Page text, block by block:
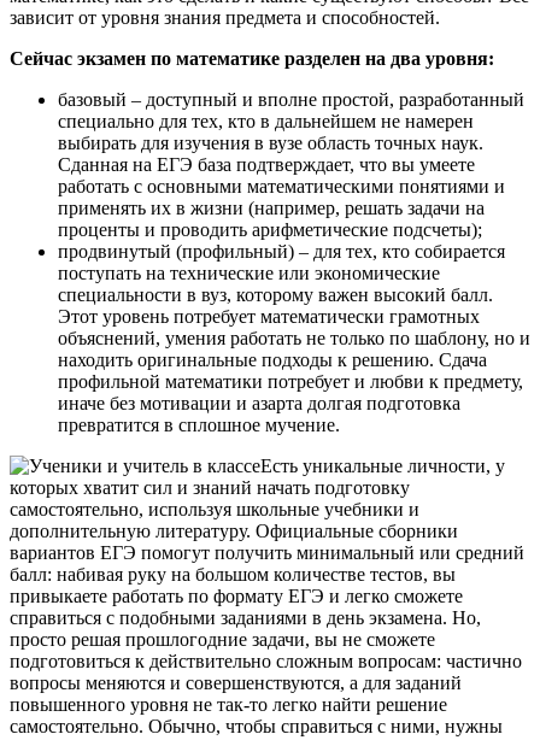
зависит от уровня знания предмета и способностей.
Сейчас экзамен по математике разделен на два уровня:
базовый – доступный и вполне простой, разработанный
специально для тех, кто в дальнейшем не намерен
выбирать для изучения в вузе область точных наук.
Сданная на ЕГЭ база подтверждает, что вы умеете
работать с основными математическими понятиями и
применять их в жизни (например, решать задачи на
проценты и проводить арифметические подсчеты);
продвинутый (профильный) – для тех, кто собирается
поступать на технические или экономические
специальности в вуз, которому важен высокий балл.
Этот уровень потребует математически грамотных
объяснений, умения работать не только по шаблону, но и
находить оригинальные подходы к решению. Сдача
профильной математики потребует и любви к предмету,
иначе без мотивации и азарта долгая подготовка
превратится в сплошное мучение.
Есть уникальные личности, у
которых хватит сил и знаний начать подготовку
самостоятельно, используя школьные учебники и
дополнительную литературу. Официальные сборники
вариантов ЕГЭ помогут получить минимальный или средний
балл: набивая руку на большом количестве тестов, вы
привыкаете работать по формату ЕГЭ и легко сможете
справиться с подобными заданиями в день экзамена. Но,
просто решая прошлогодние задачи, вы не сможете
подготовиться к действительно сложным вопросам: частично
вопросы меняются и совершенствуются, а для заданий
повышенного уровня не так-то легко найти решение
самостоятельно. Обычно, чтобы справиться с ними, нужны